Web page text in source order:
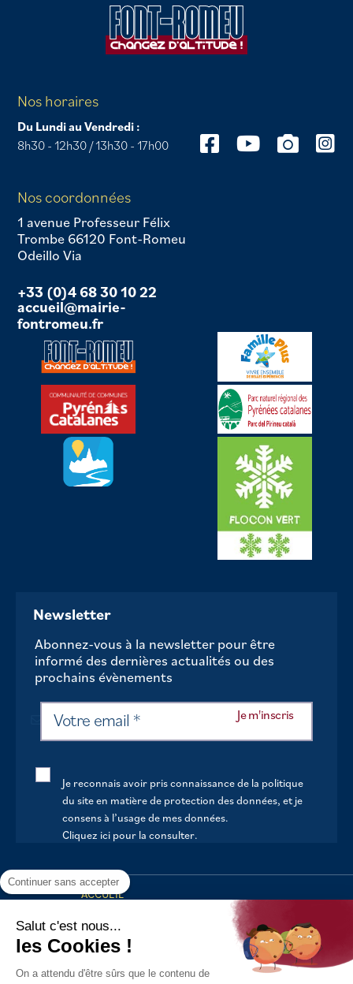
Nos horaires
Du Lundi au Vendredi :
8h30 - 12h30 / 13h30 - 17h00
Nos coordonnées
1 avenue Professeur Félix
Trombe 66120 Font-Romeu
Odeillo Via
+33 (0)4 68 30 10 22
accueil@mairie-
fontromeu.fr
Newsletter
Abonnez-vous à la newsletter pour être
informé des dernières actualités ou des
prochains évènements
Je reconnais avoir pris connaissance de la politique
du site en matière de protection des données, et je
consens à l’usage de mes données.
Cliquez ici pour la consulter.
ACCUEIL
VOTRE MAIRIE
VOTRE QUOTIDIEN
AU FIL DE LA VIE
Continuer sans accepter
Salut c'est nous...
les Cookies !
On a attendu d'être sûrs que le contenu de